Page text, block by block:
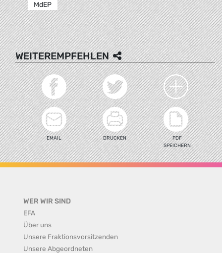
MdEP
WEITEREMPFEHLEN
EMAIL DRUCKEN
PDF
SPEICHERN
WER WIR SIND
EFA
Über uns
Unsere Fraktionsvorsitzenden
Unsere Abgeordneten